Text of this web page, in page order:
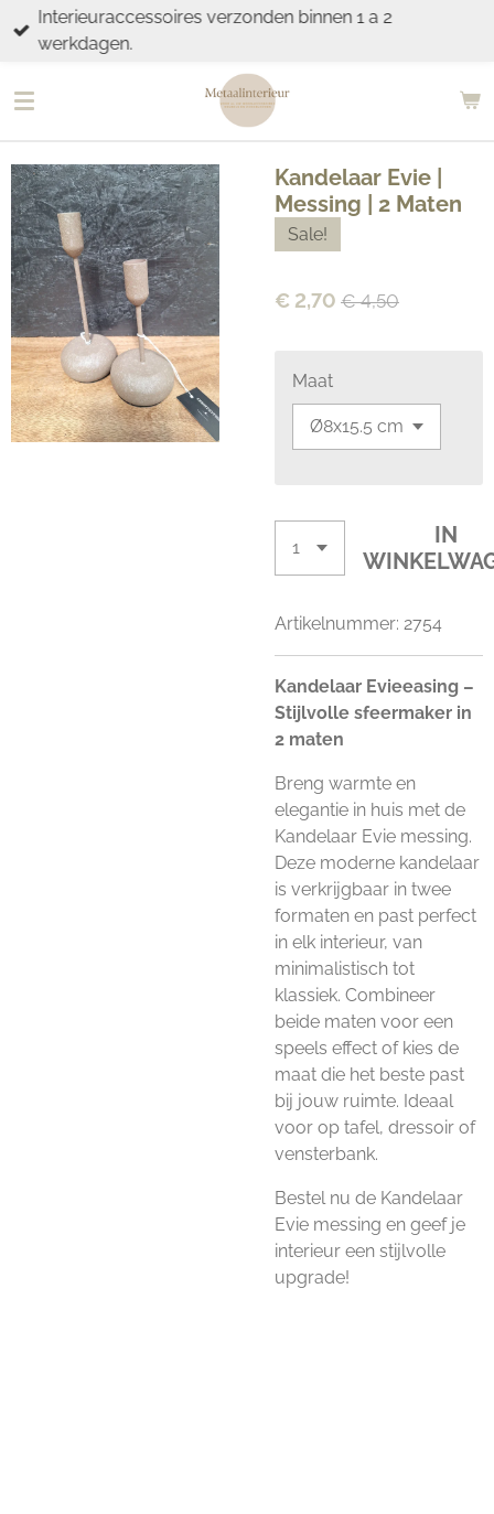
Ga
direct
de
Interieuraccessoires verzonden binnen 1 a 2
werkdagen.
Kandelaar Evie |
Messing | 2 Maten
Sale!
€ 2,70 € 4,50
Maat
IN
Artikelnummer: 2754
Kandelaar Evieeasing –
Stijlvolle sfeermaker in
2 maten
Breng warmte en
elegantie in huis met de
Kandelaar Evie messing.
Deze moderne kandelaar
is verkrijgbaar in twee
formaten en past perfect
in elk interieur, van
minimalistisch tot
klassiek. Combineer
beide maten voor een
speels effect of kies de
maat die het beste past
bij jouw ruimte. Ideaal
voor op tafel, dressoir of
vensterbank.
Bestel nu de Kandelaar
Evie messing en geef je
interieur een stijlvolle
upgrade!